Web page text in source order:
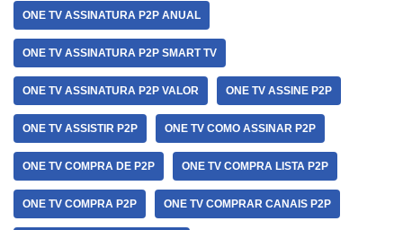
ONE TV ASSINATURA P2P ANUAL
ONE TV ASSINATURA P2P SMART TV
ONE TV ASSINATURA P2P VALOR ONE TV ASSINE P2P
ONE TV ASSISTIR P2P ONE TV COMO ASSINAR P2P
ONE TV COMPRA DE P2P ONE TV COMPRA LISTA P2P
ONE TV COMPRA P2P ONE TV COMPRAR CANAIS P2P